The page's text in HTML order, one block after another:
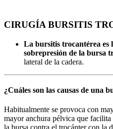
CIRUGÍA BURSITIS
La bursitis trocantérea
sobrepresión de la bursa
lateral de la cadera.
¿Cuáles son las causas de una
Habitualmente se provoca con
mayor anchura pélvica que
la bursa contra el trocánter con la